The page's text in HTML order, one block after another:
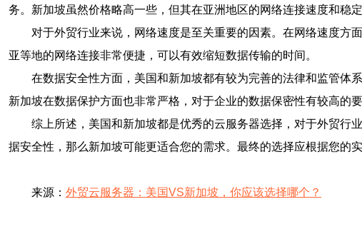
务。新加坡虽然价格略高一些，但其在亚洲地区的网络连接速度和稳定
对于外贸行业来说，网络速度是至关重要的因素。在网络速度方
亚等地的网络连接非常便捷，可以有效缩短数据传输的时间。
在数据安全性方面，美国和新加坡都有较为完善的法律和监管体
新加坡在数据保护方面也非常严格，对于企业的数据保密性有较高的要
综上所述，美国和新加坡都是优秀的云服务器选择，对于外贸行
据安全性，那么新加坡可能更适合您的需求。最终的选择应根据您的
来源： 外贸云服务器：美国VS新加坡，你应该选择哪个？